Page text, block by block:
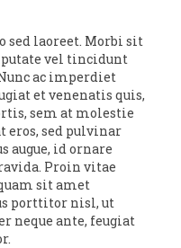
sed laoreet. Morbi sit
vel tincidunt
ac imperdiet
et venenatis quis,
sem at molestie
eros, sed pulvinar
augue, id ornare
Proin vitae
sit amet
porttitor nisl, ut
neque ante, feugiat